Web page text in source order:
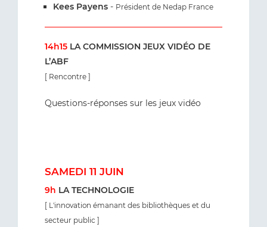
Kees Payens - Président de Nedap France
14h15 LA COMMISSION JEUX VIDÉO DE
L’ABF
[ Rencontre ]
Questions-réponses sur les jeux vidéo
SAMEDI 11 JUIN
9h LA TECHNOLOGIE
[ L'innovation émanant des bibliothèques et du
secteur public ]